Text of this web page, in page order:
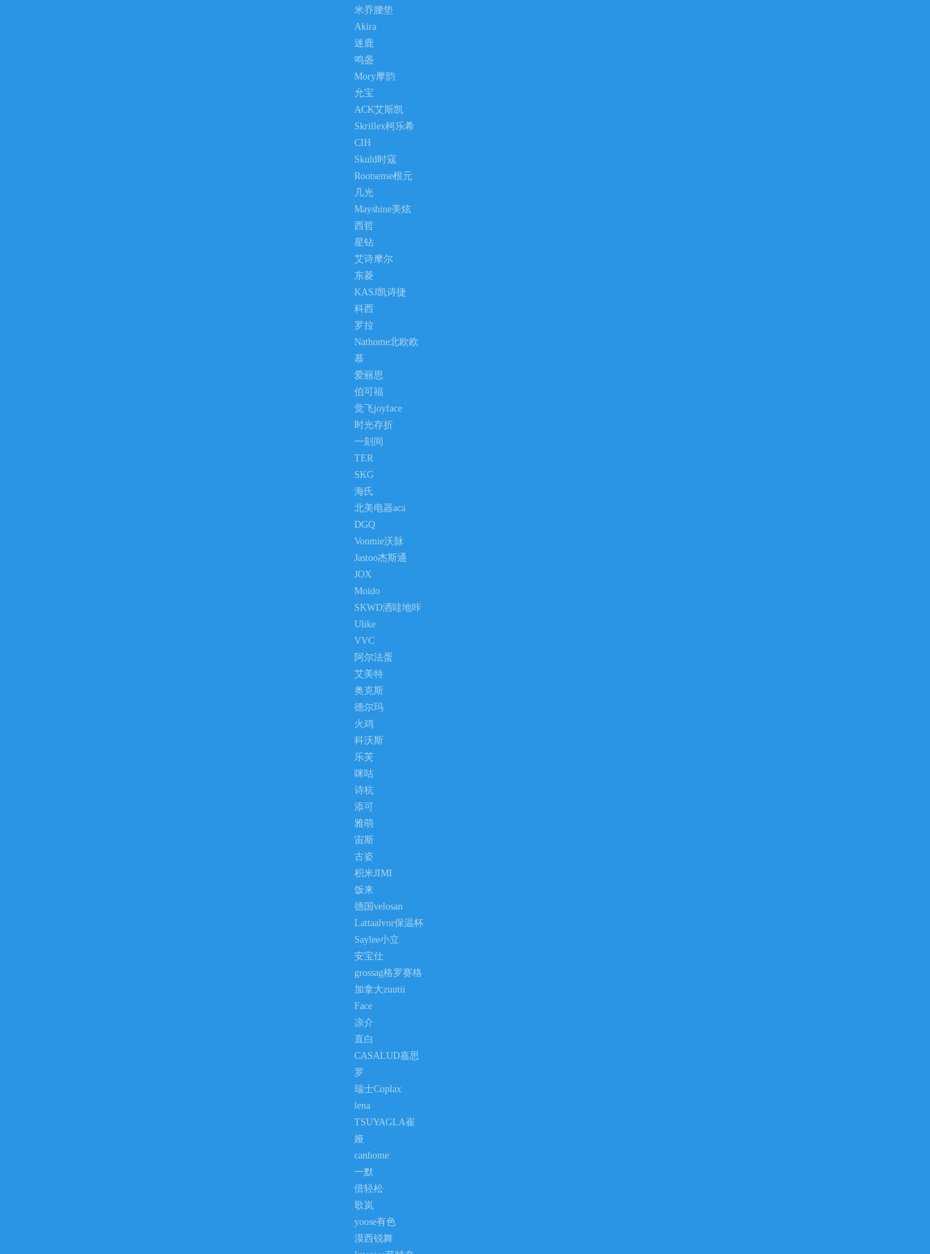
米乔腰垫
Akira
迷鹿
鸣盏
Mory摩韵
允宝
ACK艾斯凯
Skrillex柯乐希
CIH
Skuld时寇
Rootsense根元
几光
Mayshine美炫
西哲
星钻
艾诗摩尔
东菱
KASJ凯诗捷
科西
罗拉
Nathome北欧欧
慕
爱丽思
伯可福
觉飞joyface
时光存折
一刻间
TER
SKG
海氏
北美电器aca
DGQ
Vonmie沃脉
Jastoo杰斯通
JOX
Moido
SKWD洒哇地咔
Ulike
VVC
阿尔法蛋
艾美特
奥克斯
德尔玛
火鸡
科沃斯
乐芙
咪咕
诗杭
添可
雅萌
宙斯
古姿
积米JIMI
饭来
德国velosan
Lattaalvor保温杯
Saylee小立
安宝仕
grossag格罗赛格
加拿大zuutii
Face
凉介
直白
CASALUD嘉思
罗
瑞士Coplax
lena
TSUYAGLA崔
娅
canhome
一默
倍轻松
歌岚
yoose有色
漠西锐舞